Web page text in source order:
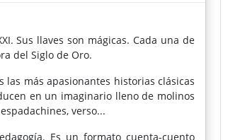
Sus llaves son mágicas. Cada una de
del Siglo de Oro.
más apasionantes historias clásicas
en un imaginario lleno de molinos
verso...
Es un formato cuenta-cuento